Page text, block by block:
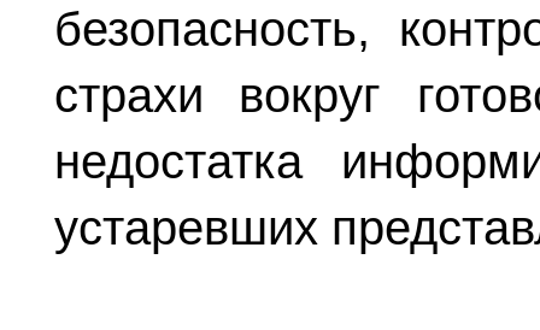
безопасность,
страхи вокруг
недостатка
устаревших